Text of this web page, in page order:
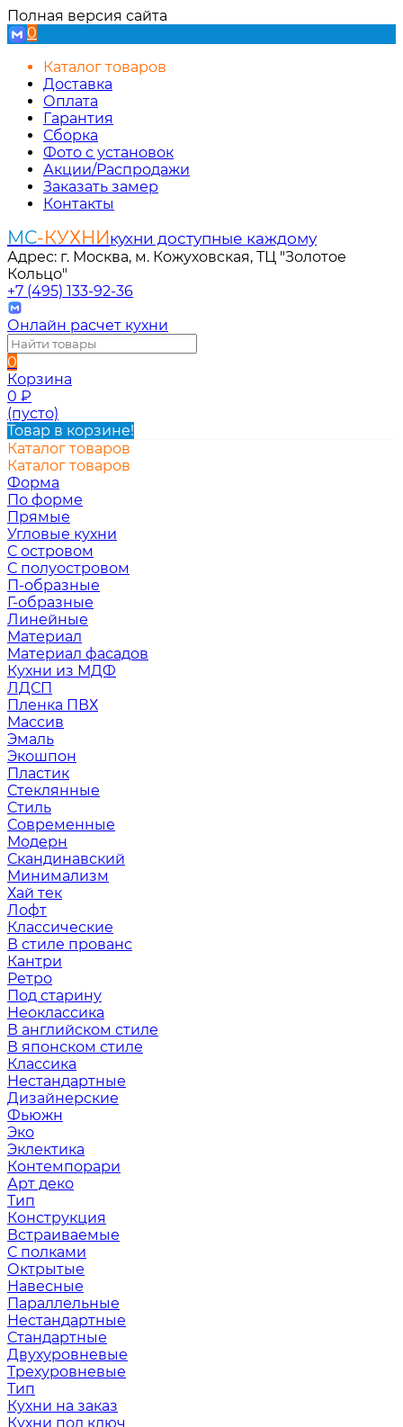
Полная версия сайта
0
Каталог товаров
Доставка
Оплата
Гарантия
Сборка
Фото с установок
Акции/Распродажи
Заказать замер
Контакты
МС-КУХНИкухни доступные каждому
Адрес: г. Москва, м. Кожуховская, ТЦ "Золотое
Кольцо"
+7 (495) 133-92-36
Онлайн расчет кухни
0
Корзина
0 ₽
(пусто)
Товар в корзине!
Каталог товаров
Каталог товаров
Форма
По форме
Прямые
Угловые кухни
С островом
С полуостровом
П-образные
Г-образные
Линейные
Материал
Материал фасадов
Кухни из МДФ
ЛДСП
Пленка ПВХ
Массив
Эмаль
Экошпон
Пластик
Стеклянные
Стиль
Современные
Модерн
Скандинавский
Минимализм
Хай тек
Лофт
Классические
В стиле прованс
Кантри
Ретро
Под старину
Неоклассика
В английском стиле
В японском стиле
Классика
Нестандартные
Дизайнерские
Фьюжн
Эко
Эклектика
Контемпорари
Арт деко
Тип
Конструкция
Встраиваемые
С полками
Октрытые
Навесные
Параллельные
Нестандартные
Стандартные
Двухуровневые
Трехуровневые
Тип
Кухни на заказ
Кухни под ключ